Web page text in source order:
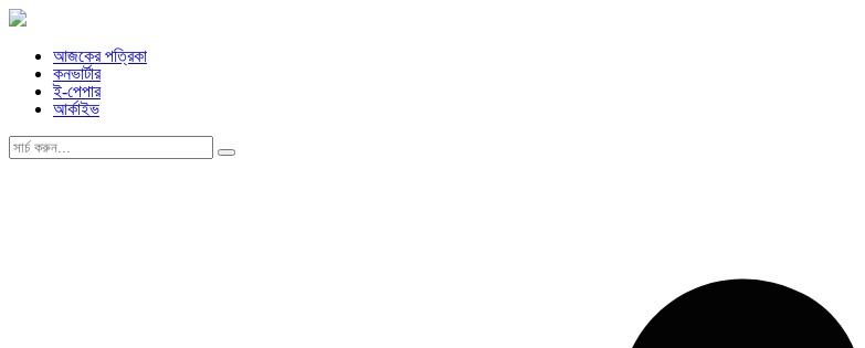
আজকের পত্রিকা
কনভার্টার
ই-পেপার
আর্কাইভ